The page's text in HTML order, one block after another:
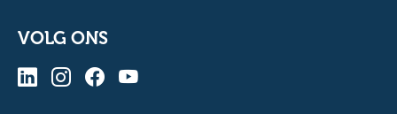
VOLG ONS